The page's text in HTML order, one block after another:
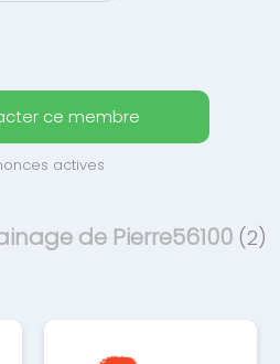
ce membre
actives
de Pierre56100 (2)